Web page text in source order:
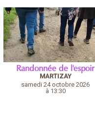
Randonnée de l'espoir
MARTIZAY
samedi 24 octobre 2026
à 13:30